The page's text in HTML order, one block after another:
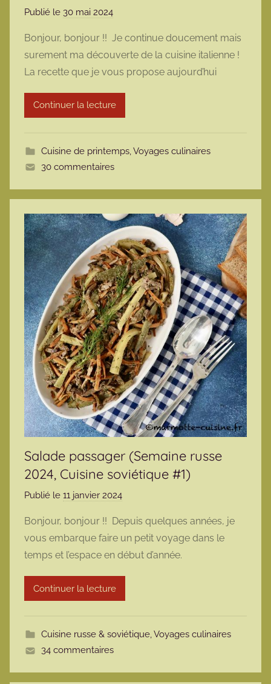
Publié le 30 mai 2024
r
m
a
r
m
t
e
Bonjour, bonjour !! Je continue doucement mais
surement ma découverte de la cuisine italienne !
La recette que je vous propose aujourd’hui
Continuer la lecture
Cuisine de printemps,Voyages culinaires
30 commentaires
Salade passager (Semaine russe
2024, Cuisine soviétique #1)
Publié le 11 janvier 2024
r
m
a
r
t
Bonjour, bonjour !! Depuis quelques années, je
vous embarque faire un petit voyage dans le
temps et l’espace en début d’année.
Continuer la lecture
Cuisine russe & soviétique,Voyages culinaires
34 commentaires